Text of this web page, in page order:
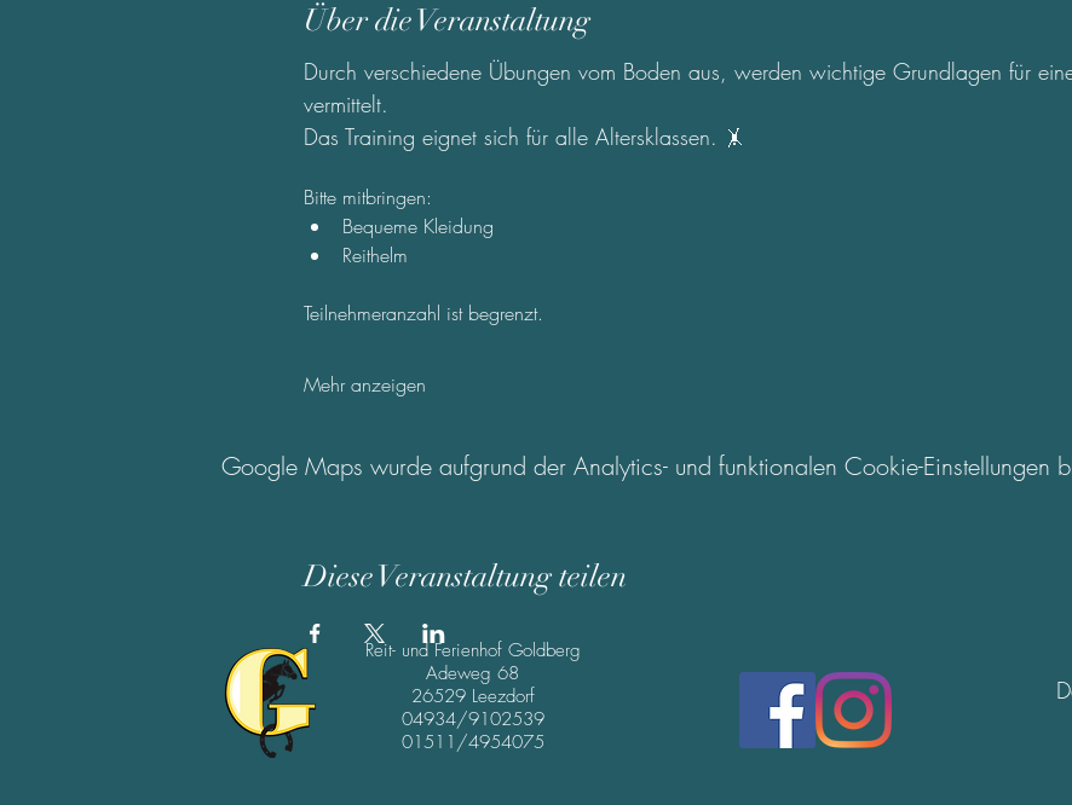
Über die Veranstaltung
Durch verschiedene Übungen vom Boden aus, werden wichtige Grundlagen für
vermittelt.
Das Training eignet sich für alle Altersklassen. 🤸
Bitte mitbringen:
Bequeme Kleidung
Reithelm
Teilnehmeranzahl ist begrenzt.
Mehr anzeigen
Google Maps wurde aufgrund der Analytics- und funktionalen Cookie-Einstellungen
Diese Veranstaltung teilen
Reit- und Ferienhof Goldberg
Adeweg 68
26529 Leezdorf
04934/9102539
01511/4954075